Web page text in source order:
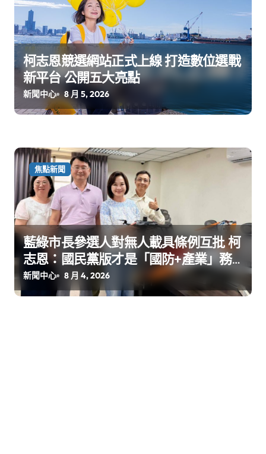
柯志恩競選網站正式上線 打造數位選戰
新平台 公開五大亮點
新聞中心 8 月 5, 2026
焦點新聞
藍綠市長參選人對無人載具條例互批 柯
志恩：國民黨版才是「國防+產業」務
實版
新聞中心 8 月 4, 2026